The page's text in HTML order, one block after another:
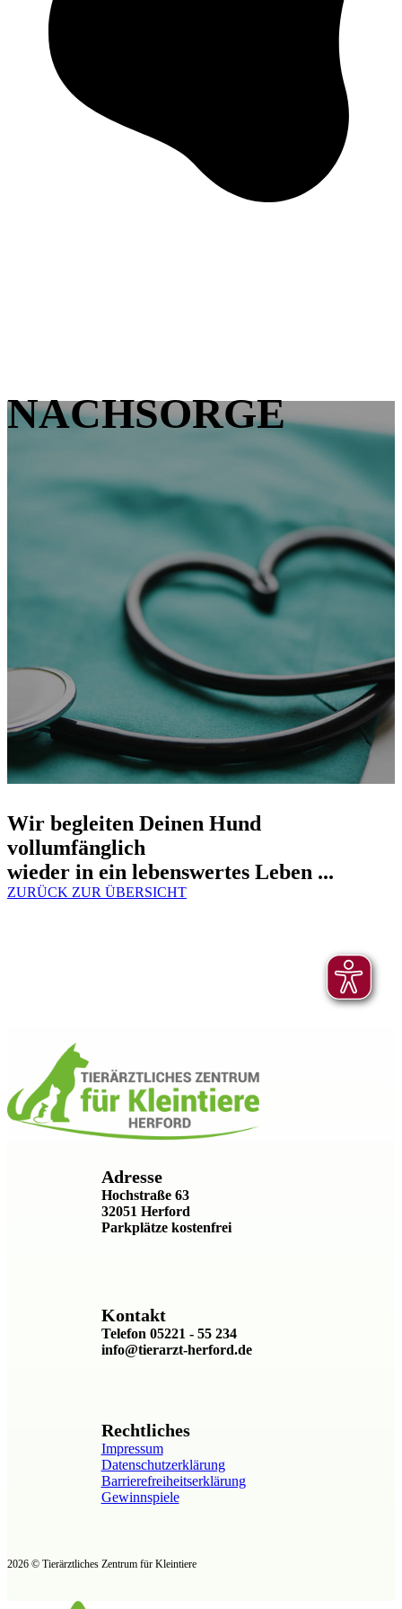
NACHSORGE
Wir begleiten Deinen Hund
vollumfänglich
wieder in ein lebenswertes Leben ...
ZURÜCK ZUR ÜBERSICHT
Adresse
Hochstraße 63
32051 Herford
Parkplätze kostenfrei
Kontakt
Telefon 05221 - 55 234
info@tierarzt-herford.de
Rechtliches
Impressum
Datenschutzerklärung
Barrierefreiheitserklärung
Gewinnspiele
2026 © Tierärztliches Zentrum für Kleintiere